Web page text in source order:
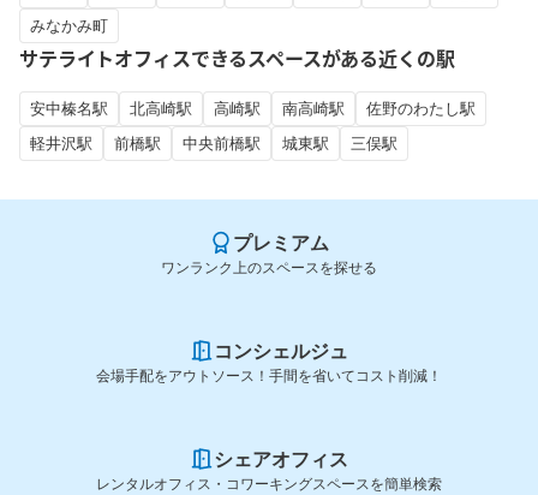
みなかみ町
サテライトオフィスできるスペースがある近くの駅
安中榛名駅 北高崎駅 高崎駅 南高崎駅
佐野のわたし駅
軽井沢駅
前橋駅 中央前橋駅 城東駅 三俣駅
プレミアム
ワンランク上のスペースを探せる
コンシェルジュ
会場手配をアウトソース！手間を省いてコスト削減！
シェアオフィス
レンタルオフィス・コワーキングスペースを簡単検索